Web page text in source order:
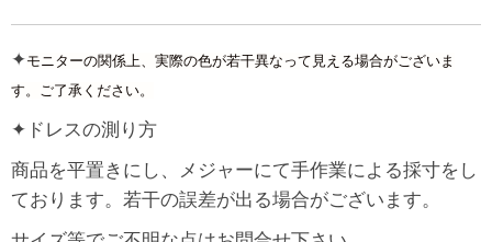
✦モニターの関係上、実際の色が若干異なって見える場合がございま
す。ご了承ください。
✦ドレスの測り方
商品を平置きにし、メジャーにて手作業による採寸をし
ております。若干の誤差が出る場合がございます。